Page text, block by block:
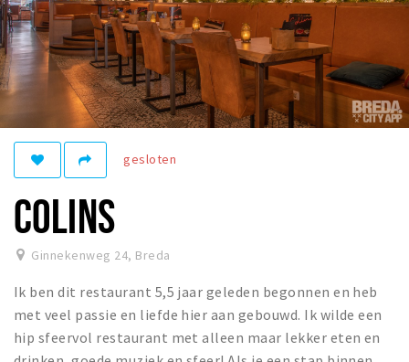
Drinken
Slapen
Recreatief
Winkels
Winkelgebieden
Bezienswaardigheden
Musea, theaters & podia
Uitjes & activiteiten
Toeristische routes
Natuurgebieden
gesloten
COLINS
Ginnekenweg 24, Breda
Ik ben dit restaurant 5,5 jaar geleden begonnen en heb
met veel passie en liefde hier aan gebouwd. Ik wilde een
hip sfeervol restaurant met alleen maar lekker eten en